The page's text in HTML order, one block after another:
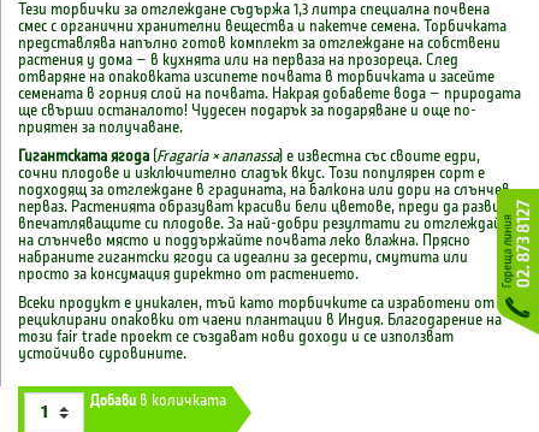
Тези торбички за отглеждане съдържа 1,3 литра специална почвена
смес с органични хранителни вещества и пакетче семена. Торбичката
представлява напълно готов комплект за отглеждане на собствени
растения у дома – в кухнята или на перваза на прозореца. След
отваряне на опаковката изсипете почвата в торбичката и засейте
семената в горния слой на почвата. Накрая добавете вода – природата
ще свърши останалото! Чудесен подарък за подаряване и още по-
приятен за получаване.
Гигантската ягода (Fragaria × ananassa) е известна със своите едри,
сочни плодове и изключително сладък вкус. Този популярен сорт е
подходящ за отглеждане в градината, на балкона или дори на слънчев
перваз. Растенията образуват красиви бели цветове, преди да развият
впечатляващите си плодове. За най-добри резултати ги отглеждайте
на слънчево място и поддържайте почвата леко влажна. Прясно
набраните гигантски ягоди са идеални за десерти, смутита или
просто за консумация директно от растението.
Всеки продукт е уникален, тъй като торбичките са изработени от
рециклирани опаковки от чаени плантации в Индия. Благодарение на
този fair trade проект се създават нови доходи и се използват
устойчиво суровините.
Добави в количката